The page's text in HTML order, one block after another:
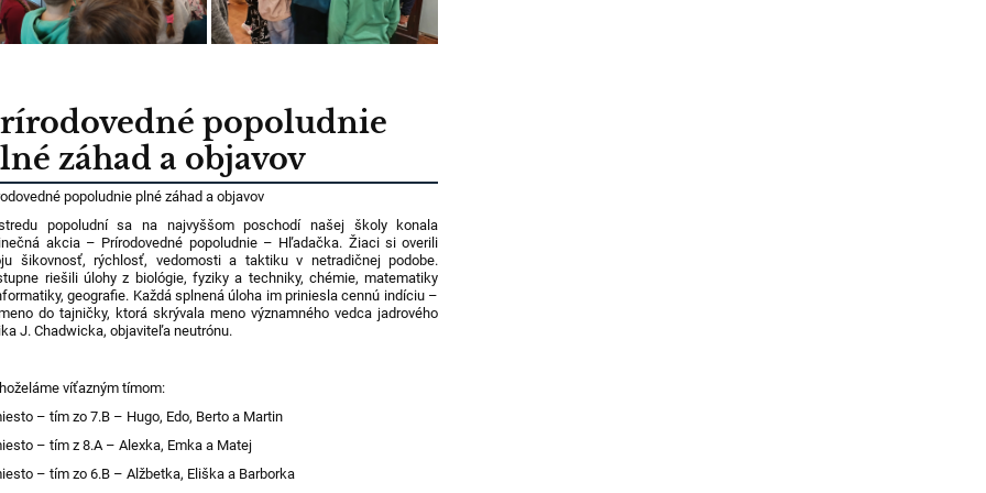
popoludnie
záhad a objavov
popoludnie plné záhad a objavov
popoludní sa na najvyššom poschodí našej školy konala
akcia – Prírodovedné popoludnie – Hľadačka. Žiaci si overili
šikovnosť, rýchlosť, vedomosti a taktiku v netradičnej podobe.
riešili úlohy z biológie, fyziky a techniky, chémie, matematiky
geografie. Každá splnená úloha im priniesla cennú indíciu –
do tajničky, ktorá skrývala meno významného vedca jadrového
J. Chadwicka, objaviteľa neutrónu.
víťazným tímom:
– tím zo 7.B – Hugo, Edo, Berto a Martin
– tím z 8.A – Alexka, Emka a Matej
– tím zo 6.B – Alžbetka, Eliška a Barborka